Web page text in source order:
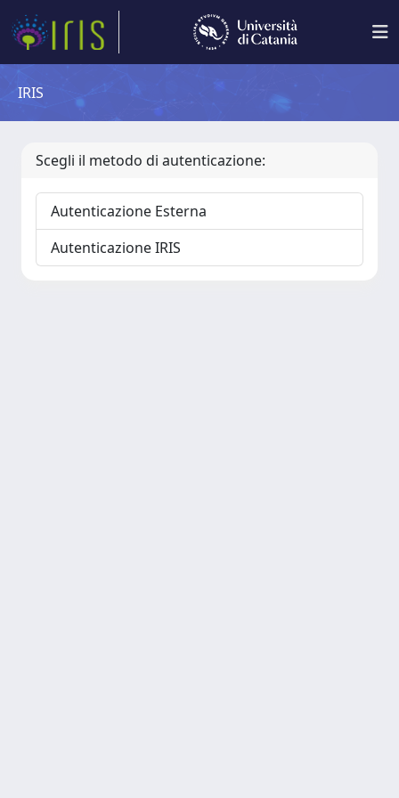
IRIS
Scegli il metodo di autenticazione:
Autenticazione Esterna
Autenticazione IRIS